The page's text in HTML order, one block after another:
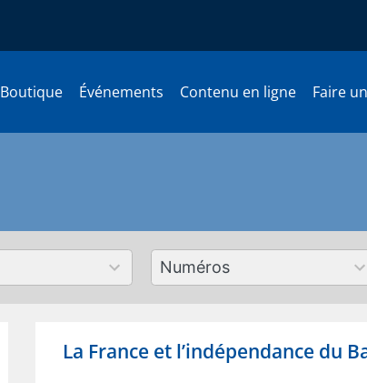
Boutique Événements Contenu en ligne Faire
179
results
La France et l’indépendance du